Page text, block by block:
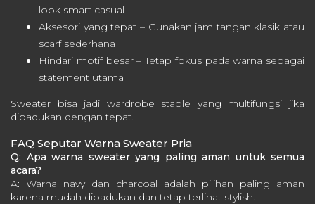
look smart casual
Aksesori yang tepat – Gunakan jam tangan klasik atau
scarf sederhana
Hindari motif besar – Tetap fokus pada warna sebagai
statement utama
Sweater bisa jadi wardrobe staple yang multifungsi jika
dipadukan dengan tepat.
FAQ Seputar Warna Sweater Pria
Q: Apa warna sweater yang paling aman untuk semua
acara?
A: Warna navy dan charcoal adalah pilihan paling aman
karena mudah dipadukan dan tetap terlihat stylish.